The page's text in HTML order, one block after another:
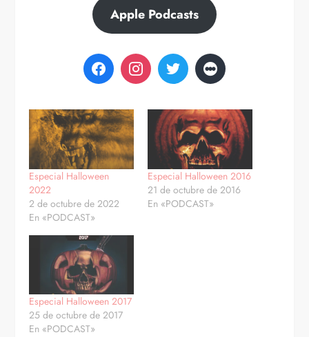
Apple Podcasts
Especial Halloween
2022
2 de octubre de 2022
En «PODCAST»
Especial Halloween 2016
21 de octubre de 2016
En «PODCAST»
Especial Halloween 2017
25 de octubre de 2017
En «PODCAST»